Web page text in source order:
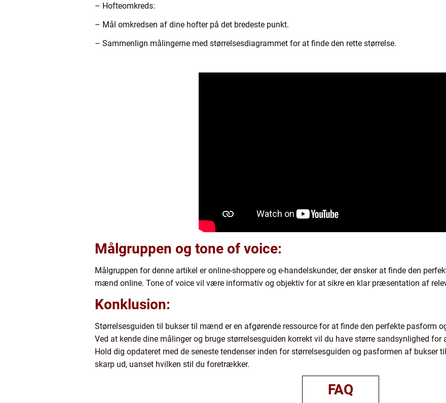
– Hofteomkreds:
– Mål omkredsen af dine hofter på det bredeste punkt.
– Sammenlign målingerne med størrelsesdiagrammet for at finde den rette størrelse.
Målgruppen og tone of voice:
Målgruppen for denne artikel er online-shoppere og e-handelskunder, der ønsker at finde den
mænd online. Tone of voice vil være informativ og objektiv for at sikre en klar præsentation af
Konklusion:
Størrelsesguiden til bukser til mænd er en afgørende ressource for at finde den perfekte pasform
Ved at kende dine målinger og bruge størrelsesguiden korrekt vil du have større sandsynlighed for
Hold dig opdateret med de seneste tendenser inden for størrelsesguiden og pasformen af
skarp ud, uanset hvilken stil du foretrækker.
FAQ